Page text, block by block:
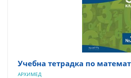
Учебна тетрадка по
АРХИМЕД